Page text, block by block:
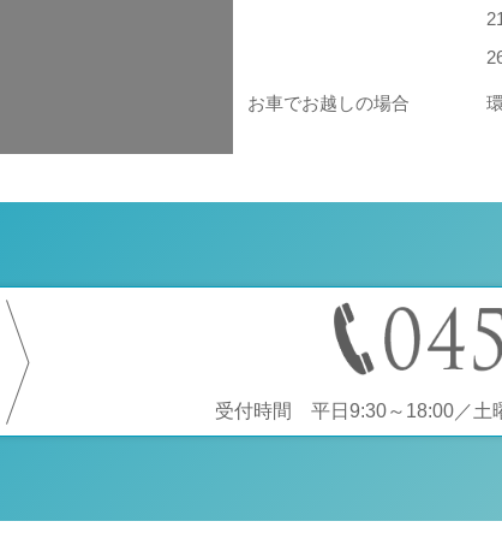
お車でお越しの場合
受付時間 平日9:30～18:00／土